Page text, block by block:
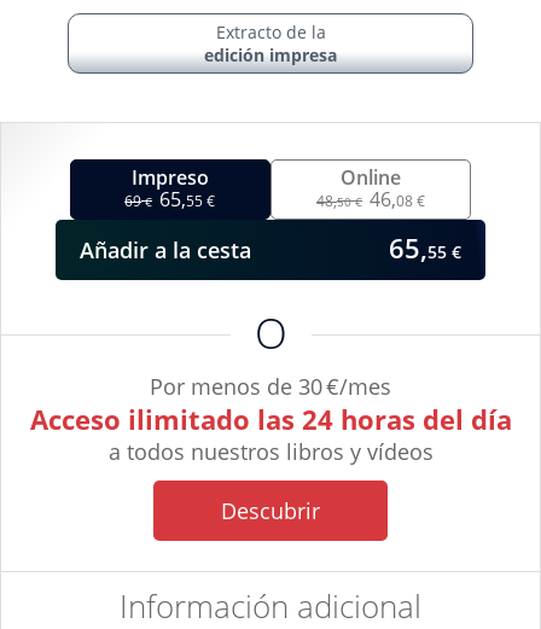
Impreso
69€ 65,55 €
O
Por menos de 30 €/mes
Acceso ilimitado las 24 horas del día
a todos nuestros libros y vídeos
Descubrir
Información adicional
Online
48,50 € 46,08 €
Añadir a la cesta 65,55 €
Extracto de la
edición impresa